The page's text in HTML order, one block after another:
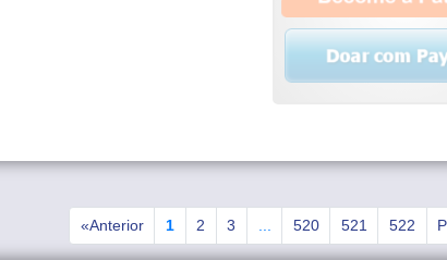
«Anterior«Anterior
1
1
2 3
...
520520521 521522 522